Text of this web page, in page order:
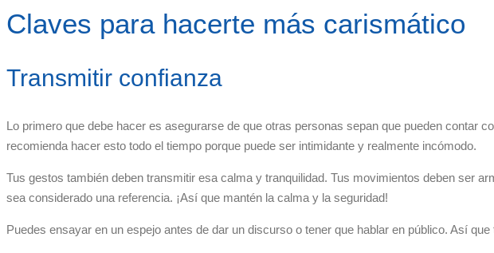
Claves para hacerte más carismático
Transmitir confianza
Lo primero que debe hacer es asegurarse de que otras personas sepan que pueden contar
recomienda hacer esto todo el tiempo porque puede ser intimidante y realmente incómodo.
Tus gestos también deben transmitir esa calma y tranquilidad. Tus movimientos deben ser
sea considerado una referencia. ¡Así que mantén la calma y la seguridad!
Puedes ensayar en un espejo antes de dar un discurso o tener que hablar en público. Así